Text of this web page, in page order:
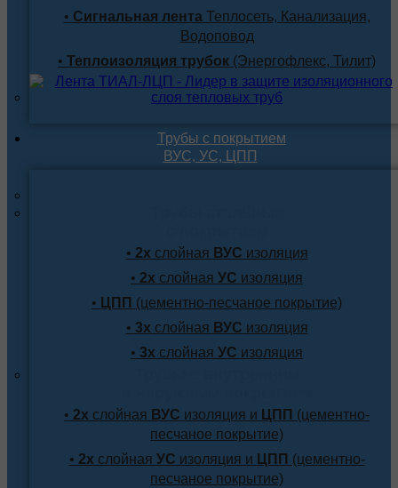
• Сигнальная лентаТеплосеть, Канализация,
Водоповод
• Теплоизоляция трубок (Энергофлекс, Тилит)
Трубы с покрытием
ВУС, УС, ЦПП
• 2х слойная ВУС изоляция
• 2х слойная УС изоляция
• ЦПП (цементно-песчаное покрытие)
• 3х слойная ВУС изоляция
• 3х слойная УС изоляция
• 2х слойная ВУС изоляция и ЦПП (цементно-
песчаное покрытие)
• 2х слойная УС изоляция и ЦПП (цементно-
песчаное покрытие)